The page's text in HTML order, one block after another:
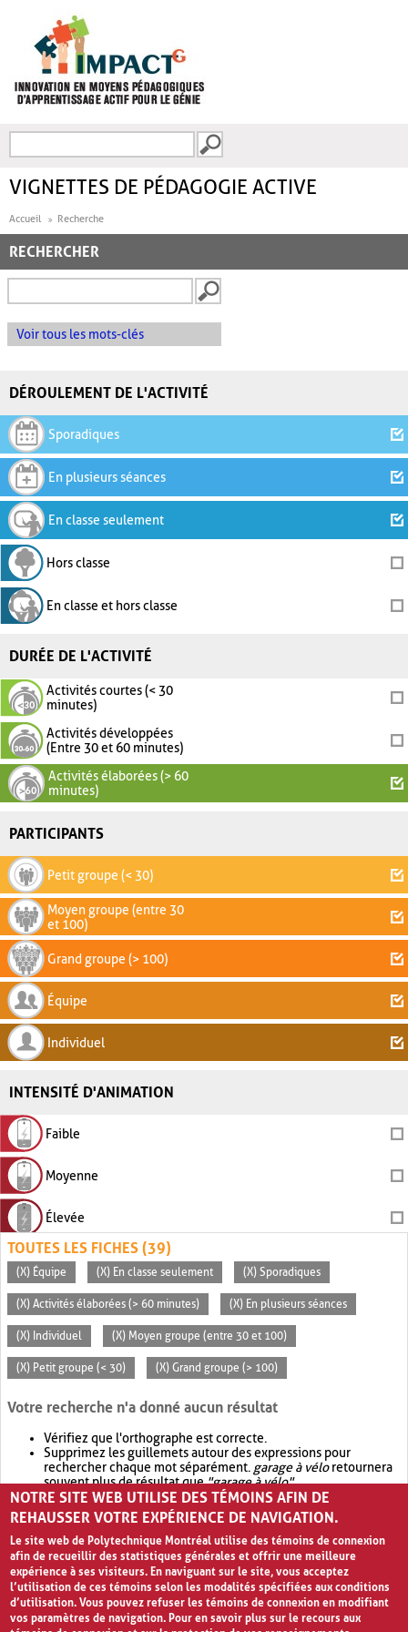
FORMULAIRE DE
VIGNETTES DE PÉDAGOGIE ACTIVE
Accueil Recherche
RECHERCHER
Voir tous les mots-clés
DÉROULEMENT DE L'ACTIVITÉ
Sporadiques
En plusieurs séances
En classe seulement
Hors classe
En classe et hors classe
DURÉE DE L'ACTIVITÉ
Activités courtes (< 30
minutes)
Activités développées
(Entre 30 et 60 minutes)
Activités élaborées (> 60
minutes)
PARTICIPANTS
Petit groupe (< 30)
Moyen groupe (entre 30
et 100)
Grand groupe (> 100)
Équipe
Individuel
INTENSITÉ D'ANIMATION
Faible
Moyenne
Élevée
TOUTES LES FICHES (39)
(X) Équipe (X) En classe seulement (X) Sporadiques
(X) Activités élaborées (> 60 minutes) (X) En plusieurs séances
(X) Individuel (X) Moyen groupe (entre 30 et 100)
(X) Petit groupe (< 30) (X) Grand groupe (> 100)
Votre recherche n'a donné aucun résultat
Vérifiez que l'orthographe est correcte.
Supprimez les guillemets autour des expressions pour
rechercher chaque mot séparément. garage à véloretournera
souvent plus de résultat que"garage à vélo".
Envisagez d'élargir votre recherche avec OR.garage OR vélo
retournera souvent plus de résultat quegarage à vélo
NOTRE SITE WEB UTILISE DES TÉMOINS AFIN DE
REHAUSSER VOTRE EXPÉRIENCE DE NAVIGATION.
Le site web de Polytechnique Montréal utilise des témoins de connexion
afin de recueillir des statistiques générales et offrir une meilleure
expérience à ses visiteurs. En naviguant sur le site, vous acceptez
l’utilisation de ces témoins selon les modalités spécifiées aux conditions
d’utilisation. Vous pouvez refuser les témoins de connexion en modifiant
vos paramètres de navigation. Pour en savoir plus sur le recours aux